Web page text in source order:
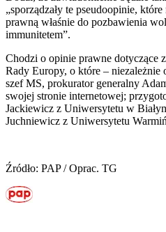
„sporządzały te pseudoopinie,
prawną właśnie do pozbawienia
immunitetem”.
Chodzi o opinie prawne dotyczące
Rady Europy, o które – niezależnie
szef MS, prokurator generalny
swojej stronie internetowej;
Jackiewicz z Uniwersytetu w
Juchniewicz z Uniwersytetu
Źródło: PAP / Oprac. TG